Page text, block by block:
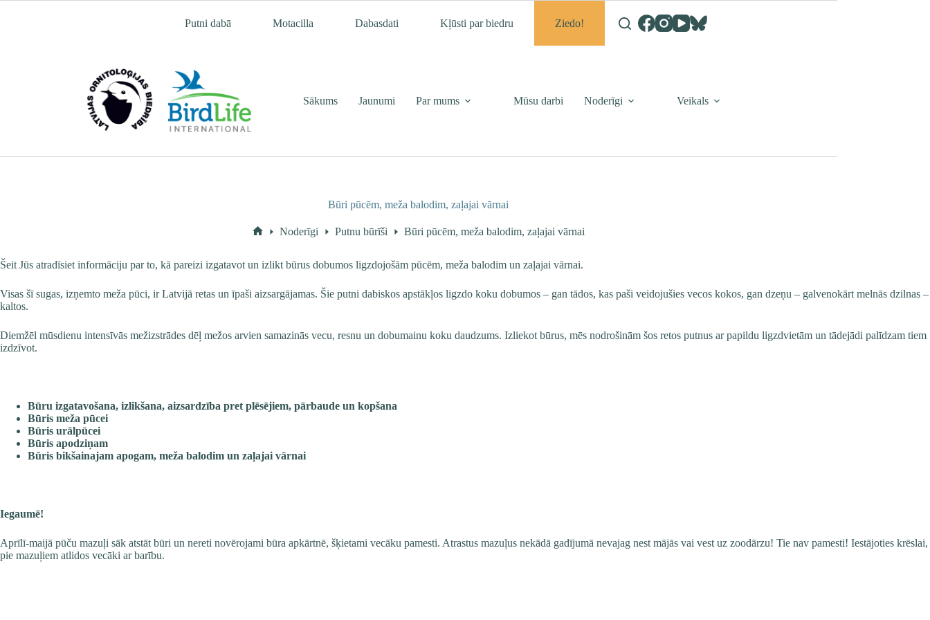
Putni dabā Motacilla Dabasdati Kļūsti par biedru Ziedo!
Sākums Jaunumi Par mums Mūsu darbi Noderīgi Veikals
Būri pūcēm, meža balodim, zaļajai vārnai
Noderīgi Putnu būrīši Būri pūcēm, meža balodim, zaļajai vārnai
Šeit Jūs atradīsiet informāciju par to, kā pareizi izgatavot un izlikt būrus dobumos ligzdojošām pūcēm, meža balodim un zaļajai vārnai.
Visas šī sugas, izņemto meža pūci, ir Latvijā retas un īpaši aizsargājamas. Šie putni dabiskos apstākļos ligzdo koku dobumos – gan tādos, kas paši veidojušies vecos kokos, gan dzeņu – galvenokārt melnās dzilnas –
kaltos.
Diemžēl mūsdienu intensīvās mežizstrādes dēļ mežos arvien samazinās vecu, resnu un dobumainu koku daudzums. Izliekot būrus, mēs nodrošinām šos retos putnus ar papildu ligzdvietām un tādejādi palīdzam tiem
izdzīvot.
Būru izgatavošana, izlikšana, aizsardzība pret plēsējiem, pārbaude un kopšana
Būris meža pūcei
Būris urālpūcei
Būris apodziņam
Būris bikšainajam apogam, meža balodim un zaļajai vārnai
Iegaumē!
Aprīlī-maijā pūču mazuļi sāk atstāt būri un nereti novērojami būra apkārtnē, šķietami vecāku pamesti. Atrastus mazuļus nekādā gadījumā nevajag nest mājās vai vest uz zoodārzu! Tie nav pamesti! Iestājoties krēslai,
pie mazuļiem atlidos vecāki ar barību.